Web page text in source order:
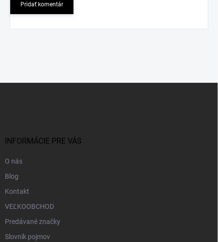
Pridať komentár
INFORMÁCIE PRE VÁS
O nás
Blog
Kontakt
VEĽKOOBCHOD
Predávané značky
Slovník pojmov